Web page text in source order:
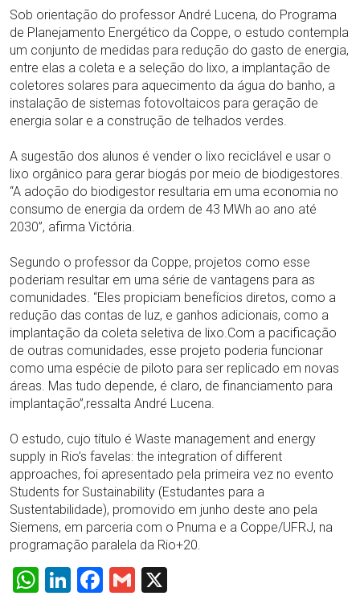
Sob orientação do professor André Lucena, do Programa
de Planejamento Energético da Coppe, o estudo contempla
um conjunto de medidas para redução do gasto de energia,
entre elas a coleta e a seleção do lixo, a implantação de
coletores solares para aquecimento da água do banho, a
instalação de sistemas fotovoltaicos para geração de
energia solar e a construção de telhados verdes.
A sugestão dos alunos é vender o lixo reciclável e usar o
lixo orgânico para gerar biogás por meio de biodigestores.
“A adoção do biodigestor resultaria em uma economia no
consumo de energia da ordem de 43 MWh ao ano até
2030”, afirma Victória.
Segundo o professor da Coppe, projetos como esse
poderiam resultar em uma série de vantagens para as
comunidades. “Eles propiciam benefícios diretos, como a
redução das contas de luz, e ganhos adicionais, como a
implantação da coleta seletiva de lixo.Com a pacificação
de outras comunidades, esse projeto poderia funcionar
como uma espécie de piloto para ser replicado em novas
áreas. Mas tudo depende, é claro, de financiamento para
implantação”,ressalta André Lucena.
O estudo, cujo título é Waste management and energy
supply in Rio’s favelas: the integration of different
approaches, foi apresentado pela primeira vez no evento
Students for Sustainability (Estudantes para a
Sustentabilidade), promovido em junho deste ano pela
Siemens, em parceria com o Pnuma e a Coppe/UFRJ, na
programação paralela da Rio+20.
WhatsApp
LinkedIn
Facebook
Gmail